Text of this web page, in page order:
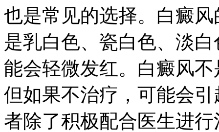
也是常见的选择。白癜
是乳白色、瓷白色、淡
能会轻微发红。白癜风
但如果不治疗，可能会
者除了积极配合医生进